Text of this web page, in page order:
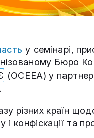
у семінарі,
Бюро
(OCEEA) у
різних країн
конфіскації та